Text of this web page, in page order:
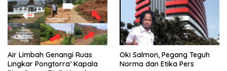
Air Limbah Genangi Ruas
Lingkar Pongtorra’ Kapala
Oki Salmon, Pegang Teguh
Norma dan Etika Pers